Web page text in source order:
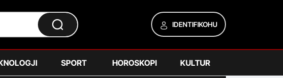
IDENTIFIKOHU
SPORT HOROSKOPI KULTUR